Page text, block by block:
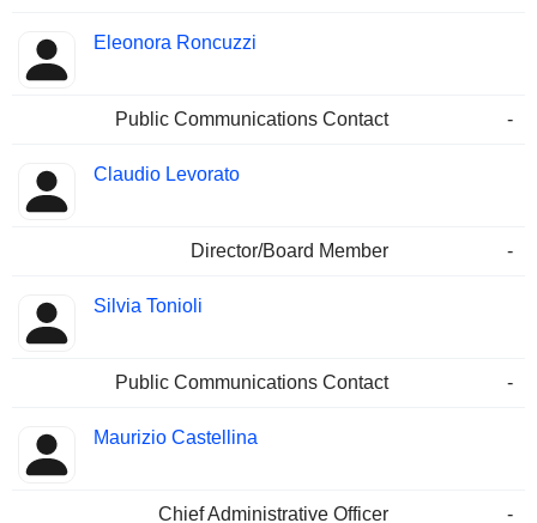
Eleonora Roncuzzi
Public Communications Contact -
Claudio Levorato
Director/Board Member -
Silvia Tonioli
Public Communications Contact -
Maurizio Castellina
Chief Administrative Officer
-